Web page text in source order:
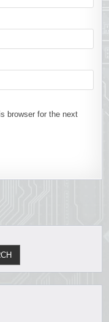
browser for the next